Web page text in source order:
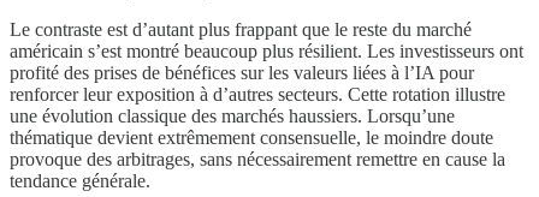
Le contraste est d’autant plus frappant que le reste du marché
américain s’est montré beaucoup plus résilient. Les investisseurs ont
profité des prises de bénéfices sur les valeurs liées à l’IA pour
renforcer leur exposition à d’autres secteurs. Cette rotation illustre
une évolution classique des marchés haussiers. Lorsqu’une
thématique devient extrêmement consensuelle, le moindre doute
provoque des arbitrages, sans nécessairement remettre en cause la
tendance générale.